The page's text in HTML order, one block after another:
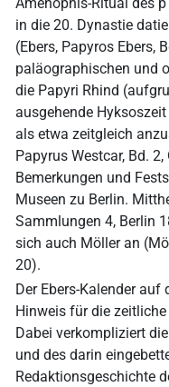
in die 20. Dynastie
(Ebers, Papyros Ebers,
paläographischen und
die Papyri Rhind
ausgehende
als etwa zeitgleich
Papyrus Westcar, Bd.
Bemerkungen und
Museen zu Berlin.
Sammlungen 4, Berlin
sich auch Möller an
20).
Der Ebers-Kalender
Hinweis für die
Dabei verkompliziert
und des darin
Redaktionsgeschichte